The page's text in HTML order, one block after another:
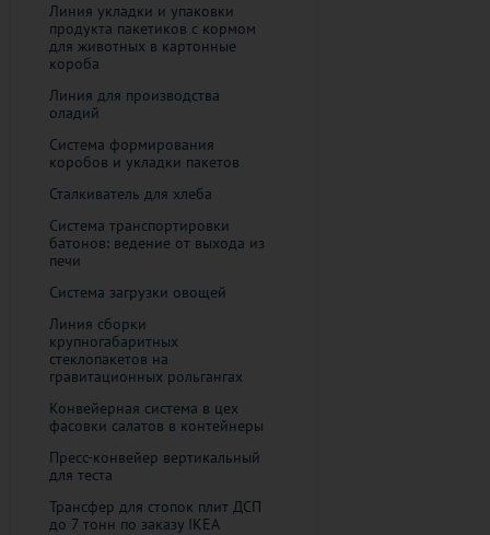
Линия укладки и упаковки
продукта пакетиков с кормом
для животных ​в картонные
короба
Линия для производства
оладий
Система формирования
коробов и укладки пакетов
Сталкиватель для хлеба
Система транспортировки
батонов: ведение от выхода из
печи
Система загрузки овощей
Линия сборки
крупногабаритных
стеклопакетов на
гравитационных рольгангах
Конвейерная система в цех
фасовки салатов в контейнеры
Пресс-конвейер вертикальный
для теста
​Трансфер для стопок плит ДСП
до 7 тонн по заказу IKEA